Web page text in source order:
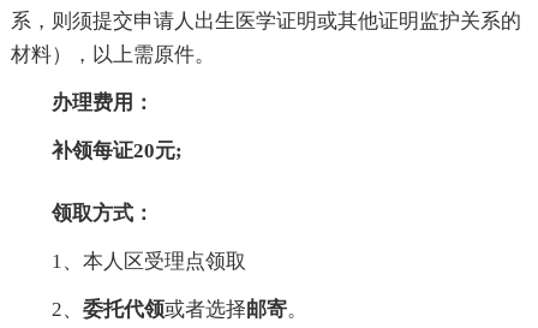
系，则须提交申请人出生医学证明或其他证明监护关系的
材料），以上需原件。
办理费用：
补领每证20元;
领取方式：
1、本人区受理点领取
2、 委托代领或者选择邮寄。